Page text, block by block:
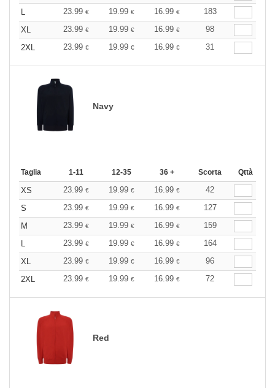
L
23.99 € 19.99 € 16.99 €
183
XL
23.99 € 19.99 € 16.99 €
98
2XL
23.99 € 19.99 € 16.99 € 31
Navy
Taglia 1-11 12-35 36 + Scorta Qttà
XS 23.99 € 19.99 € 16.99 €
42
S
23.99 € 19.99 € 16.99 €
127
M
23.99 € 19.99 € 16.99 €
159
L
23.99 € 19.99 € 16.99 €
164
XL
23.99 € 19.99 € 16.99 €
96
2XL
23.99 € 19.99 € 16.99 € 72
Red